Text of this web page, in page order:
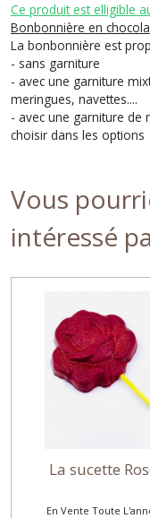
Ce produit est elligible
Bonbonnière en
La bonbonnière est
- sans garniture
- avec une garniture
meringues, navettes....
- avec une garniture de
choisir dans les options
Vous
intéressé
La sucette
En Vente Toute